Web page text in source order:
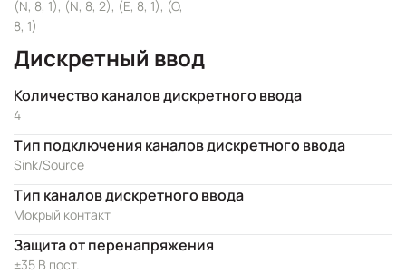
(N, 8, 1), (N, 8, 2), (E, 8, 1), (O,
8, 1)
Дискретный ввод
Количество каналов дискретного ввода
4
Тип подключения каналов дискретного ввода
Sink/Source
Тип каналов дискретного ввода
Мокрый контакт
Защита от перенапряжения
±35 В пост.